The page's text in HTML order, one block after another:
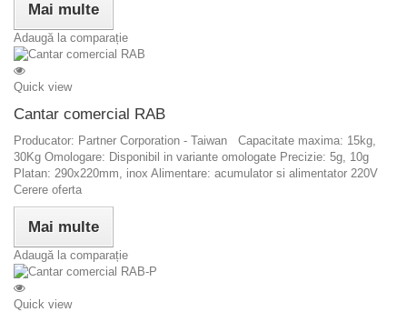
Mai multe
Adaugă la comparație
Quick view
Cantar comercial RAB
Producator: Partner Corporation - Taiwan Capacitate maxima: 15kg,
30Kg Omologare: Disponibil in variante omologate Precizie: 5g, 10g
Platan: 290x220mm, inox Alimentare: acumulator si alimentator 220V
Cerere oferta
Mai multe
Adaugă la comparație
Quick view